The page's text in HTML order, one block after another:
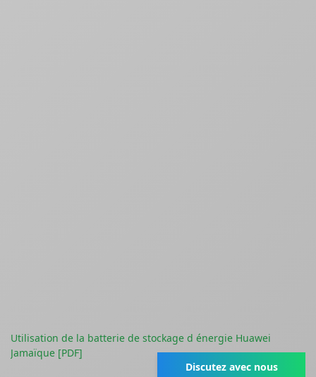
Utilisation de la batterie de stockage d énergie Huawei
Jamaïque [PDF]
Discutez avec nous